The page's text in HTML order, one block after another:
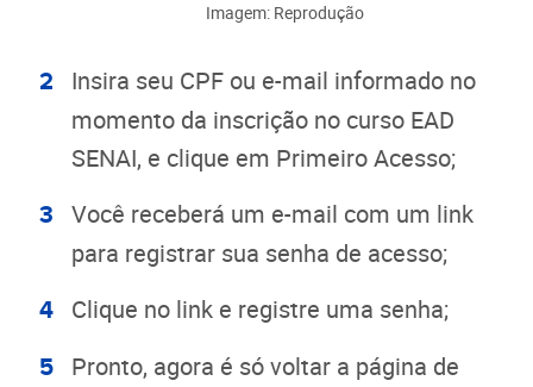
Imagem: Reprodução
Insira seu CPF ou e-mail informado no
momento da inscrição no curso EAD
SENAI, e clique em Primeiro Acesso;
Você receberá um e-mail com um link
para registrar sua senha de acesso;
Clique no link e registre uma senha;
Pronto, agora é só voltar a página de